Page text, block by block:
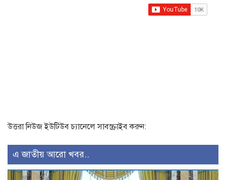
উত্তরা নিউজ ইউটিউব চ্যানেলে সাবস্ক্রাইব করুন:
এ জাতীয় আরো খবর..